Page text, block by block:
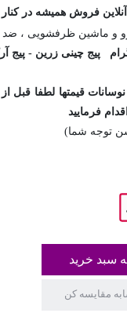
آنلاین فروش همیشه در
و ماشین ظرفشویی ،
پیج چینی زرین - پیج
قیمتها لطفا
اقدام فرمایید
شما)
سبد خرید
مقایسه کن